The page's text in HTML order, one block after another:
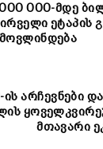
000 000-მდე
ეტაპის
ის არჩევნები
მთავარი